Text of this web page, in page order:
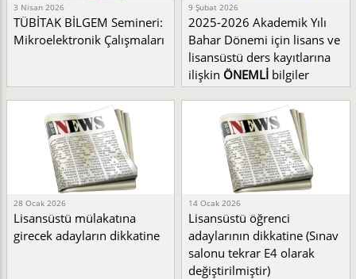
3 Nisan 2026
TÜBİTAK BİLGEM Semineri:
Mikroelektronik Çalışmaları
9 Şubat 2026
2025-2026 Akademik Yılı
Bahar Dönemi için lisans ve
lisansüstü ders kayıtlarına
ilişkin ÖNEMLİ bilgiler
28 Ocak 2026
Lisansüstü mülakatına
girecek adayların dikkatine
14 Ocak 2026
Lisansüstü öğrenci
adaylarının dikkatine (Sınav
salonu tekrar E4 olarak
değiştirilmiştir)